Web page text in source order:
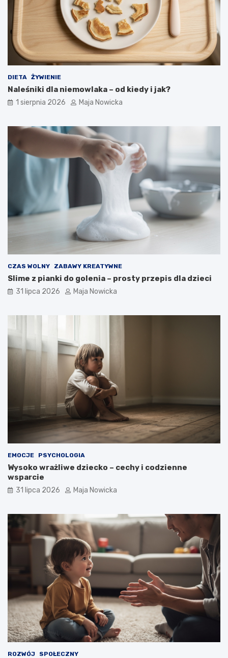
DIETA ŻYWIENIE
Naleśniki dla niemowlaka – od kiedy i jak?
1 sierpnia 2026 Maja Nowicka
CZAS WOLNY ZABAWY KREATYWNE
Slime z pianki do golenia – prosty przepis dla dzieci
31 lipca 2026 Maja Nowicka
EMOCJE PSYCHOLOGIA
Wysoko wrażliwe dziecko – cechy i codzienne
wsparcie
31 lipca 2026 Maja Nowicka
ROZWÓJ SPOŁECZNY